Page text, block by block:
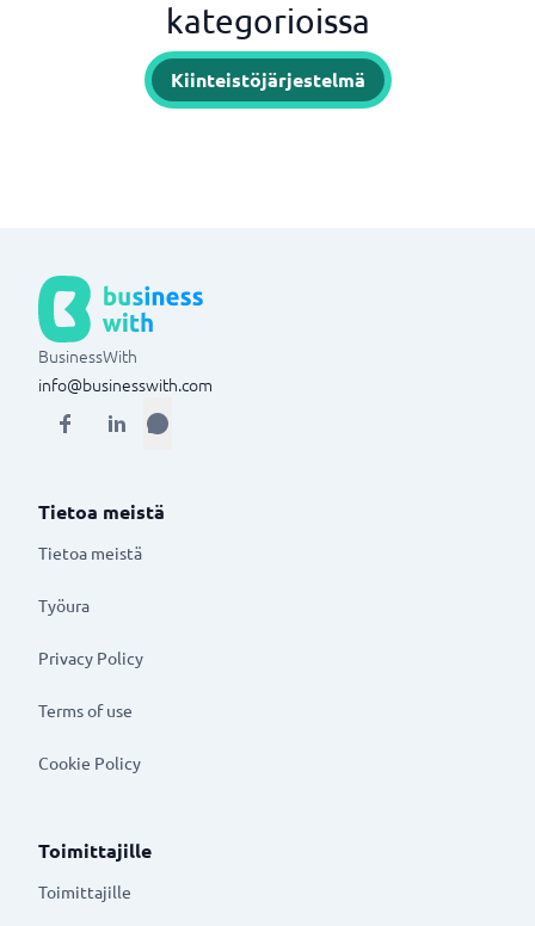
kategorioissa
Kiinteistöjärjestelmä
BusinessWith
info@businesswith.com
Tietoa meistä
Tietoa meistä
Työura
Privacy Policy
Terms of use
Cookie Policy
Toimittajille
Toimittajille